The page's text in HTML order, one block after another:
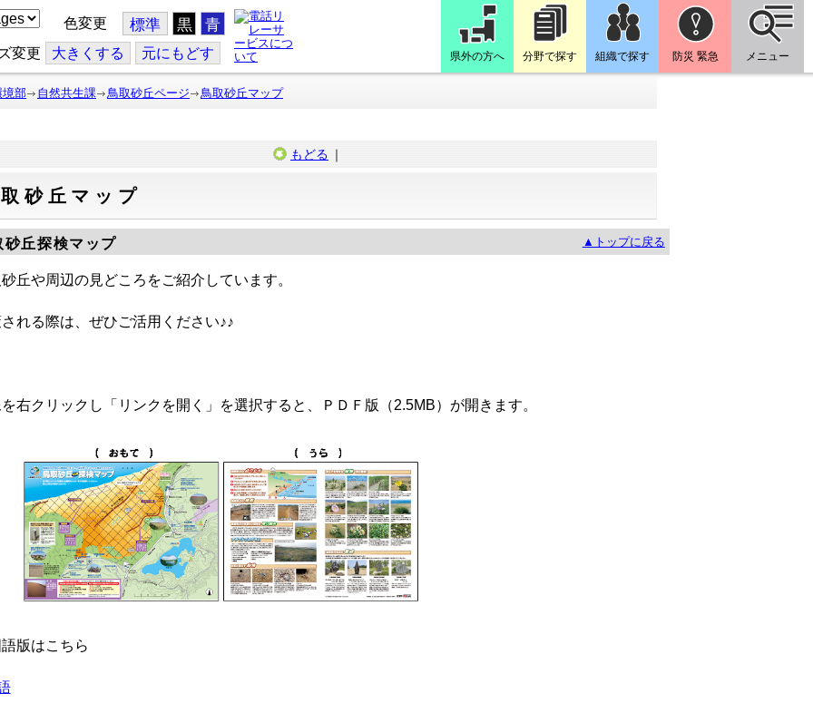
色変更 標準 黒 青
変更 大きくする 元にもどす 県外の方へ 分野で探す 組織で探す 防災 緊急 メニュー
境部 自然共生課 鳥取砂丘ページ 鳥取砂丘マップ
もどる ｜
砂丘マップ
砂丘探検マップ ▲トップに戻る
丘や周辺の見どころをご紹介しています。
れる際は、ぜひご活用ください♪♪
右クリックし「リンクを開く」を選択すると、ＰＤＦ版（2.5MB）が開きます。
版はこちら